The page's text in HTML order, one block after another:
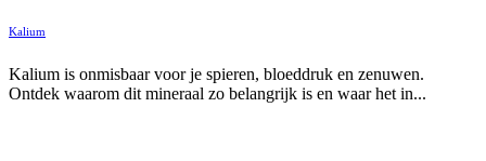
Kalium
Kalium is onmisbaar voor je spieren, bloeddruk en zenuwen.
Ontdek waarom dit mineraal zo belangrijk is en waar het in...